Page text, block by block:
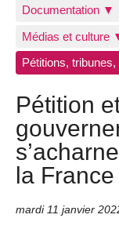
Documentation ▼
Médias et culture
Pétitions, tribunes,
Pétition
la
mardi 11 janvier